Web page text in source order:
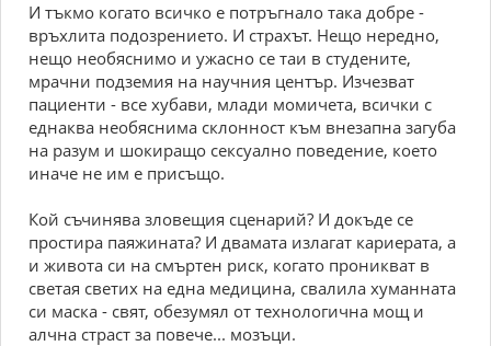
И тъкмо когато всичко е потръгнало така добре -
връхлита подозрението. И страхът. Нещо нередно,
нeщо необяснимо и ужасно се таи в студените,
мрачни подземия на научния център. Изчезват
пациенти - все хубави, млади момичета, всички с
еднаква необяснима склонност към внезапна загуба
на разум и шокиращо сексуално поведение, което
иначе не им е присъщо.
Кой съчинява зловещия сценарий? И докъде се
простира паяжината? И двамата излагат кариерата, а
и живота си на смъртен риск, когато проникват в
светая светих на една медицина, свалила хуманната
си маска - свят, обезумял от технологична мощ и
алчна страст за повече... мозъци.